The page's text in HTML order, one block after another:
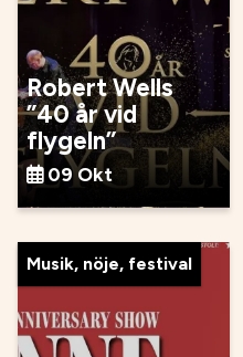
Robert Wells
”40 år vid
flygeln”
09 Okt
Musik, nöje, festival